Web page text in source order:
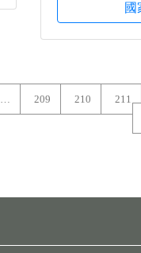
國
… 209 210 211